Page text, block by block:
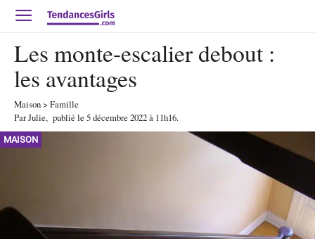
Les monte-escalier debout :
les avantages
Maison> Famille
ParJulie, publié le 5 décembre 2022à 11h16.
MAISON